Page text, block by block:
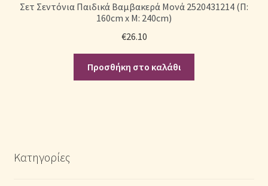
Σετ Σεντόνια Παιδικά Βαμβακερά Μονά 2520431214 (Π:
160cm x Μ: 240cm)
€26.10
Προσθήκη στο καλάθι
Κατηγορίες